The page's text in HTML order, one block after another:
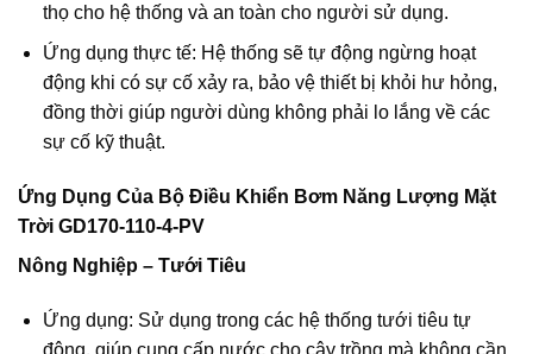
thọ cho hệ thống và an toàn cho người sử dụng.
Ứng dụng thực tế: Hệ thống sẽ tự động ngừng hoạt
động khi có sự cố xảy ra, bảo vệ thiết bị khỏi hư hỏng,
đồng thời giúp người dùng không phải lo lắng về các
sự cố kỹ thuật.
Ứng Dụng Của Bộ Điều Khiển Bơm Năng Lượng Mặt
Trời GD170-110-4-PV
Nông Nghiệp – Tưới Tiêu
Ứng dụng: Sử dụng trong các hệ thống tưới tiêu tự
động, giúp cung cấp nước cho cây trồng mà không cần